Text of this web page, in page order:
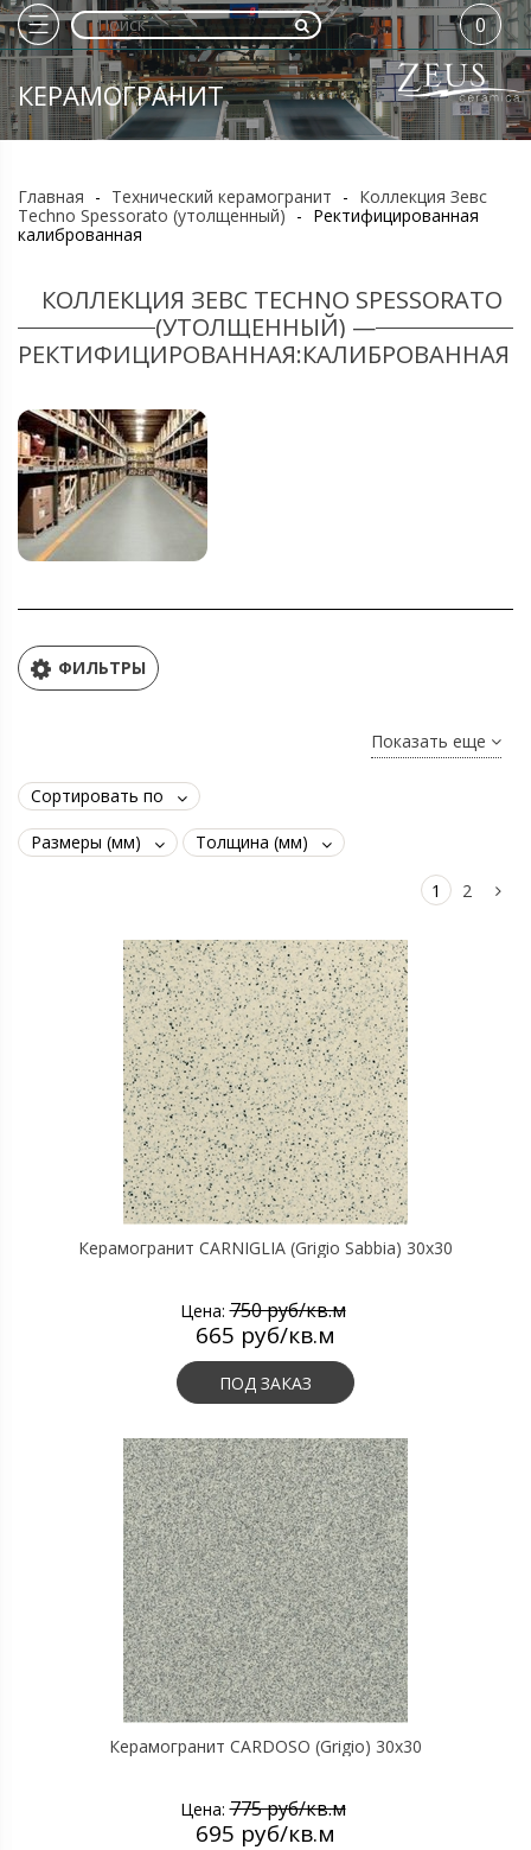
КЕРАМОГРАНИТ
0
Главная - Технический керамогранит - Коллекция Зевс
Techno Spessorato (утолщенный) - Ректифицированная
калиброванная
КОЛЛЕКЦИЯ ЗЕВС TECHNO SPESSORATO
(УТОЛЩЕННЫЙ) —
РЕКТИФИЦИРОВАННАЯ:КАЛИБРОВАННАЯ
ФИЛЬТРЫ
Показать еще
Сортировать по
Размеры (мм) Толщина (мм)
1 2
Керамогранит CARNIGLIA (Grigio Sabbia) 30х30
Цена:750 руб/кв.м
665 руб/кв.м
ПОД ЗАКАЗ
Керамогранит CARDOSO (Grigio) 30х30
Цена:775 руб/кв.м
695 руб/кв.м